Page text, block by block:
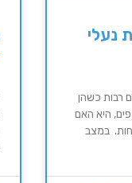
נעלי
רבות כשהן
היא האם
במצב